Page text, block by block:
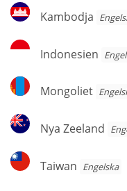
Kambodja
Kambodja
Indonesien
Indonesien
Mongoliet
Mongoliet
Nya
Zeeland
Nya Zeeland
Taiwan
Taiwan Engelska